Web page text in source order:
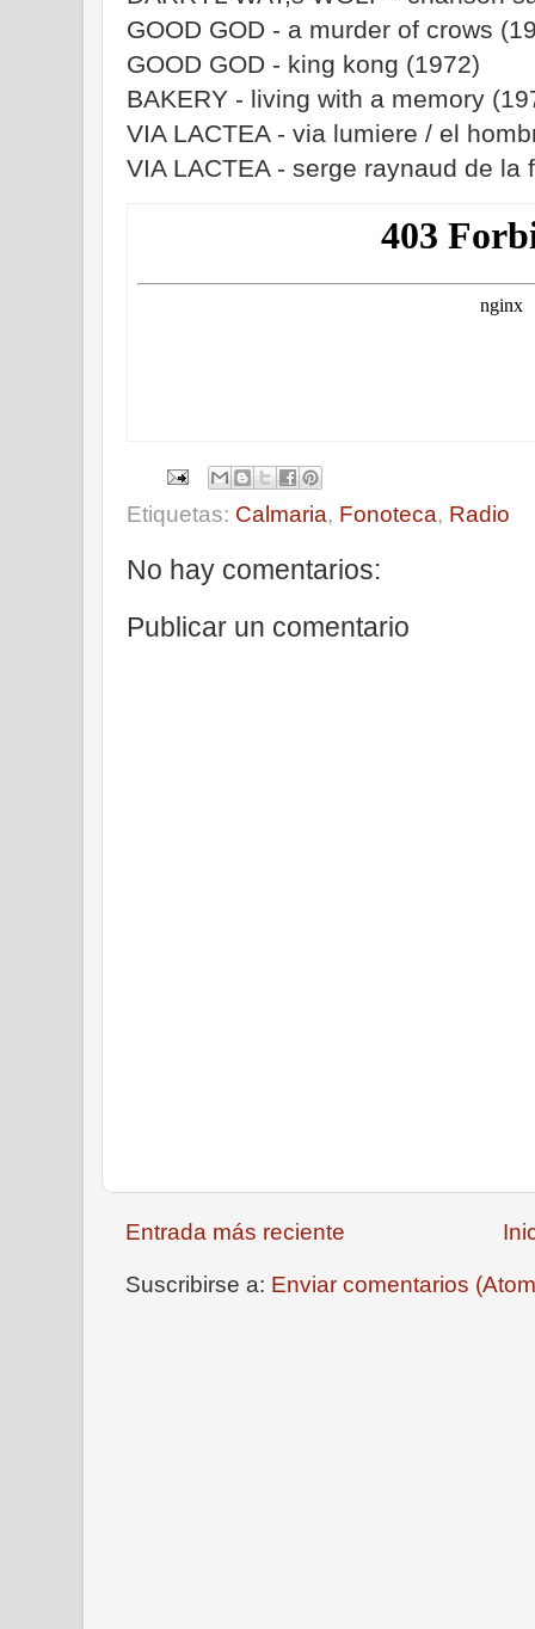
GOOD GOD - a murder of crows
GOOD GOD - king kong (1972)
BAKERY - living with a memory
VIA LACTEA - via lumiere / el
VIA LACTEA - serge raynaud de la
Etiquetas: Calmaria, Fonoteca, Radio
No hay comentarios:
Publicar un comentario
Entrada más reciente
Suscribirse a: Enviar comentarios